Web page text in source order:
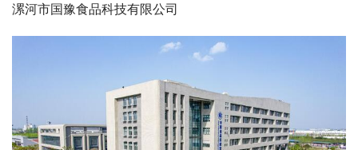
漯河市国豫食品科技有限公司